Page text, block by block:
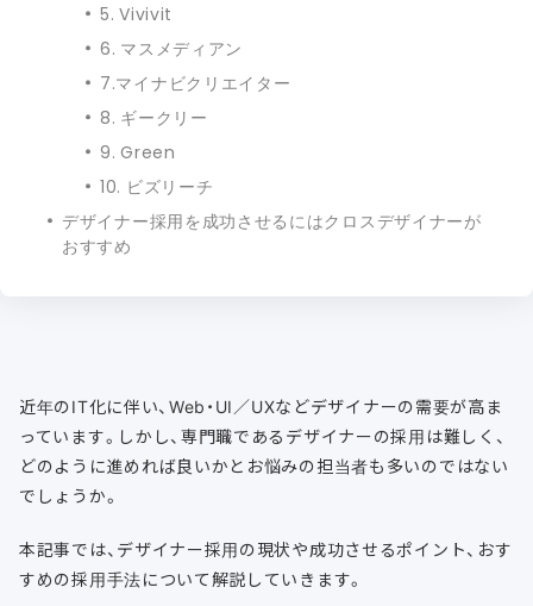
5. Vivivit
6. マスメディアン
7.マイナビクリエイター
8. ギークリー
9. Green
10. ビズリーチ
デザイナー採用を成功させるにはクロスデザイナーが
おすすめ
近年のIT化に伴い、Web・UI／UXなどデザイナーの需要が高ま
っています。しかし、専門職であるデザイナーの採用は難しく、
どのように進めれば良いかとお悩みの担当者も多いのではない
でしょうか。
本記事では、デザイナー採用の現状や成功させるポイント、おす
すめの採用手法について解説していきます。